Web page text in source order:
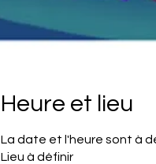
Heure et lieu
La date et l'heure sont à
Lieu à définir